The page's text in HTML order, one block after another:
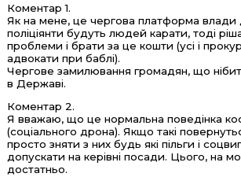
Коментар 1.
Як на мене, це чергова платформа влади
поліціянти будуть людей карати, тоді
проблеми і брати за це кошти (усі і
адвокати при баблі).
Чергове замилювання громадян, що
в Державі.
Коментар 2.
Я вважаю, що це нормальна поведінка
(соціального дрона). Якщо такі
просто зняти з них будь які пільги і
допускати на керівні посади. Цього, на
достатньо.